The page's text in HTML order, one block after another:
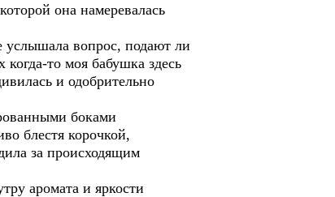
она намеревалась
услышала вопрос, подают ли
то моя бабушка здесь
и одобрительно
боками
блестя корочкой,
за происходящим
аромата и яркости